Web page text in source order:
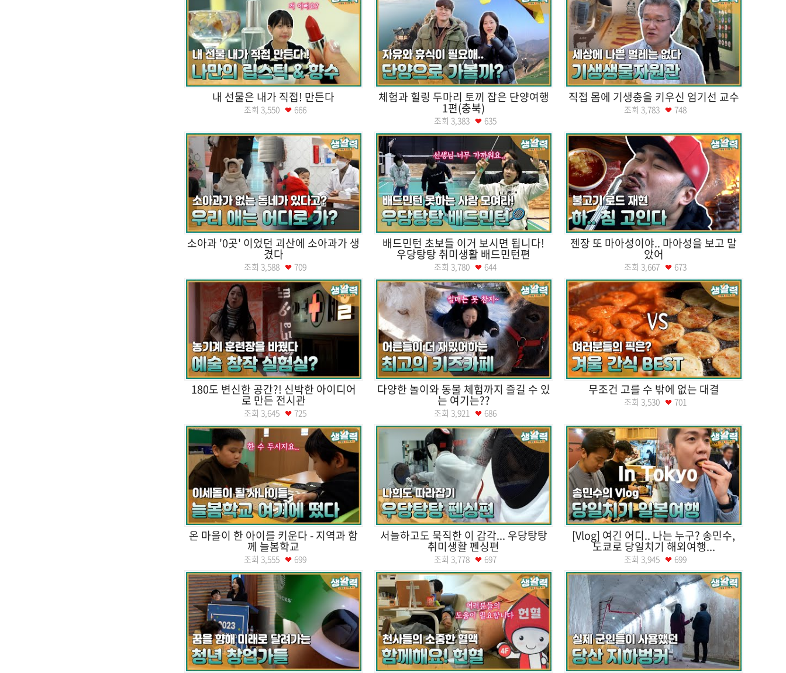
내 선물은 내가 직접! 만든다
조회 3,550 666
체험과 힐링 두마리 토끼 잡은 단양여행
1편(충북)
조회 3,383 635
직접 몸에 기생충을 키우신 엄기선 교수
조회 3,783 748
소아과 '0곳' 이었던 괴산에 소아과가 생
겼다
조회 3,588 709
배드민턴 초보들 이거 보시면 됩니다!
우당탕탕 취미생활 배드민턴편
조회 3,780 644
젠장 또 마아성이야.. 마아성을 보고 말
았어
조회 3,667 673
180도 변신한 공간?! 신박한 아이디어
로 만든 전시관
조회 3,645 725
다양한 놀이와 동물 체험까지 즐길 수 있
는 여기는??
조회 3,921 686
무조건 고를 수 밖에 없는 대결
조회 3,530 701
온 마을이 한 아이를 키운다 - 지역과 함
께 늘봄학교
조회 3,555 699
서늘하고도 묵직한 이 감각... 우당탕탕
취미생활 펜싱편
조회 3,778 697
[Vlog] 여긴 어디.. 나는 누구? 송민수,
도쿄로 당일치기 해외여행...
조회 3,945 699